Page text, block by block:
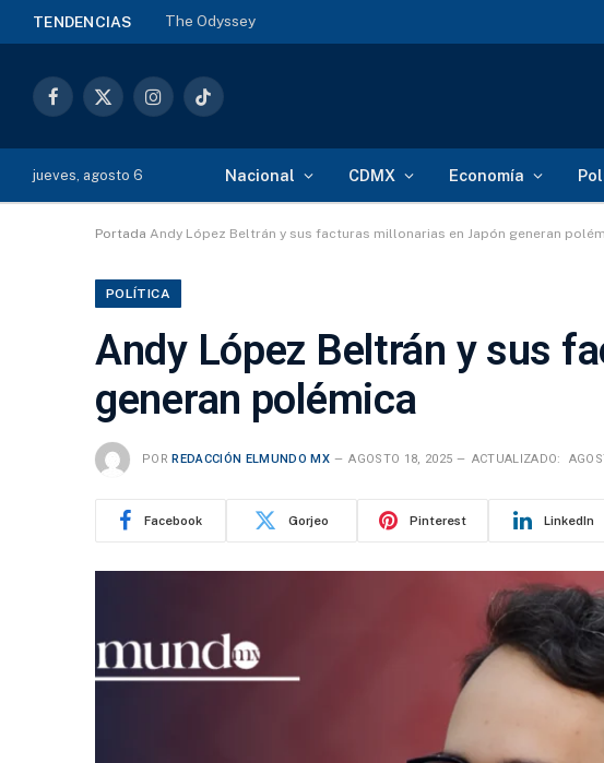
TENDENCIAS The Odyssey
Facebook
X
InstagramTikTok
jueves, agosto 6 Nacional CDMX Economía
Portada Andy López Beltrán y sus facturas millonarias en Japón generan
POLÍTICA
Andy López Beltrán y sus
generan polémica
POR REDACCIÓN ELMUNDO MX AGOSTO 18, 2025 ACTUALIZADO:
Facebook Gorjeo Pinterest LinkedIn